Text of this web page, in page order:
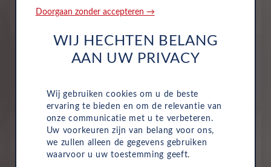
Benzine Automaat September 2024
All-inclusive prijs
446
p/m. incl. btw o.b.v 48 mnd en 5,000 km/j
Nieuw
Toyota AYGO X
Pulse Hybrid 115
Doorgaan zonder accepteren →
WIJ HECHTEN BELANG
AAN UW PRIVACY
Wij gebruiken cookies om u de beste
ervaring te bieden en om de relevantie van
onze communicatie met u te verbeteren.
Uw voorkeuren zijn van belang voor ons,
we zullen alleen de gegevens gebruiken
waarvoor u uw toestemming geeft.